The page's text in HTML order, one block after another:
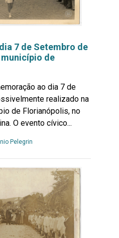
7 de Setembro de
de
ao dia 7 de
realizado na
de Florianópolis, no
O evento cívico...
PelegrinLeia